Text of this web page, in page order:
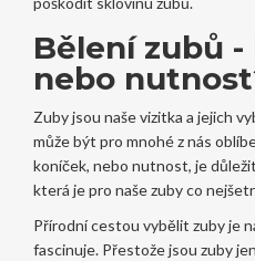
Bělení zubů
nebo
Zuby jsou naše vizitka a jejich
může být pro mnohé z nás
koníček, nebo nutnost, je
která je pro naše zuby co
Přírodní cestou vybělit zuby je
fascinuje. Přestože jsou zuby